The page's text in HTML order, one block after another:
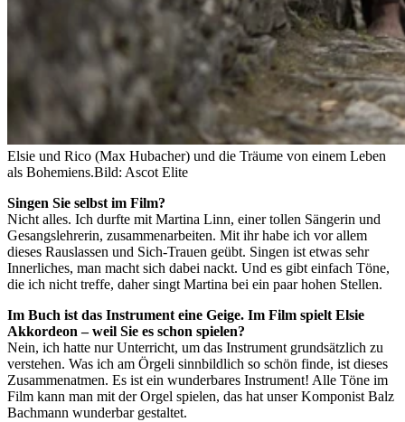
Elsie und Rico (Max Hubacher) und die Träume von einem Leben
als Bohemiens.Bild: Ascot Elite
Singen Sie selbst im Film?
Nicht alles. Ich durfte mit Martina Linn, einer tollen Sängerin und
Gesangslehrerin, zusammenarbeiten. Mit ihr habe ich vor allem
dieses Rauslassen und Sich-Trauen geübt. Singen ist etwas sehr
Innerliches, man macht sich dabei nackt. Und es gibt einfach Töne,
die ich nicht treffe, daher singt Martina bei ein paar hohen Stellen.
Im Buch ist das Instrument eine Geige. Im Film spielt Elsie
Akkordeon – weil Sie es schon spielen?
Nein, ich hatte nur Unterricht, um das Instrument grundsätzlich zu
verstehen. Was ich am Örgeli sinnbildlich so schön finde, ist dieses
Zusammenatmen. Es ist ein wunderbares Instrument! Alle Töne im
Film kann man mit der Orgel spielen, das hat unser Komponist Balz
Bachmann wunderbar gestaltet.